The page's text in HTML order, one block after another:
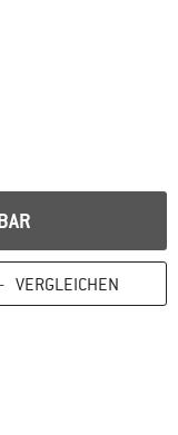
VERGLEICHEN
Infos hier! Öffnet